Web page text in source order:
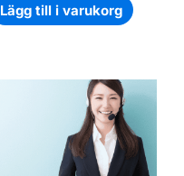
Lägg till i varukorg